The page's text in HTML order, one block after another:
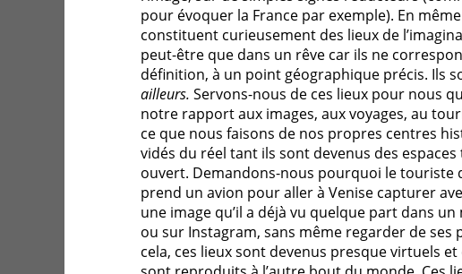
pour évoquer la France par exemple). En
constituent curieusement des lieux de
peut-être que dans un rêve car ils ne
définition, à un point géographique précis. Ils
ailleurs. Servons-nous de ces lieux pour nous
notre rapport aux images, aux voyages, au
ce que nous faisons de nos propres centres
vidés du réel tant ils sont devenus des
ouvert. Demandons-nous pourquoi le touriste
prend un avion pour aller à Venise capturer
une image qu’il a déjà vu quelque part dans un
ou sur Instagram, sans même regarder de ses
cela, ces lieux sont devenus presque virtuels et